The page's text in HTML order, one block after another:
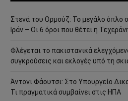
Στενά του Ορμούζ: Το μεγάλο όπλο
Ιράν – Οι 6 όροι που θέτει η
Φλέγεται το πακιστανικά
συγκρούσεις και εκλογές υπό τη
Άντονι Φάουτσι: Στο Υπουργείο
Τι πραγματικά συμβαίνει στις ΗΠΑ